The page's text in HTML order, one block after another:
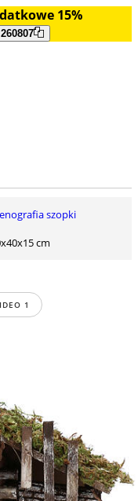
15%
260807
szopki
cm
1